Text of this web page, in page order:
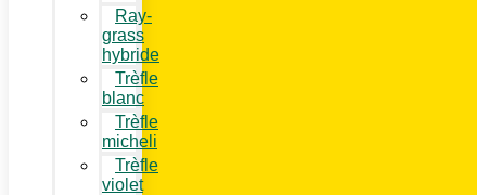
Ray-
grass
hybride
Trèfle
blanc
Trèfle
micheli
Trèfle
violet